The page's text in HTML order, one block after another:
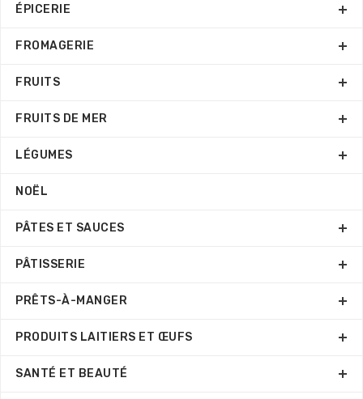
ÉPICERIE
FROMAGERIE
FRUITS
FRUITS DE MER
LÉGUMES
NOËL
PÂTES ET SAUCES
PÂTISSERIE
PRÊTS-À-MANGER
PRODUITS LAITIERS ET ŒUFS
SANTÉ ET BEAUTÉ